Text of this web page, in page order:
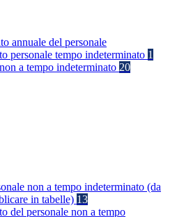
annuale del personale
personale tempo indeterminato 1
a tempo indeterminato 20
non a tempo indeterminato (da
in tabelle) 13
del personale non a tempo